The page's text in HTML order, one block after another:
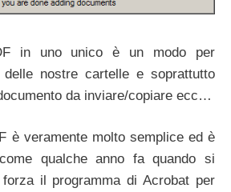
in uno unico è un modo per
delle nostre cartelle e soprattutto
da inviare/copiare ecc…
è veramente molto semplice ed è
qualche anno fa quando si
il programma di Acrobat per